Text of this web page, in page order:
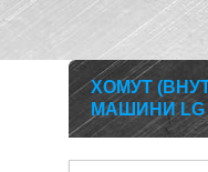
ХОМУТ
МАШИНИ LG